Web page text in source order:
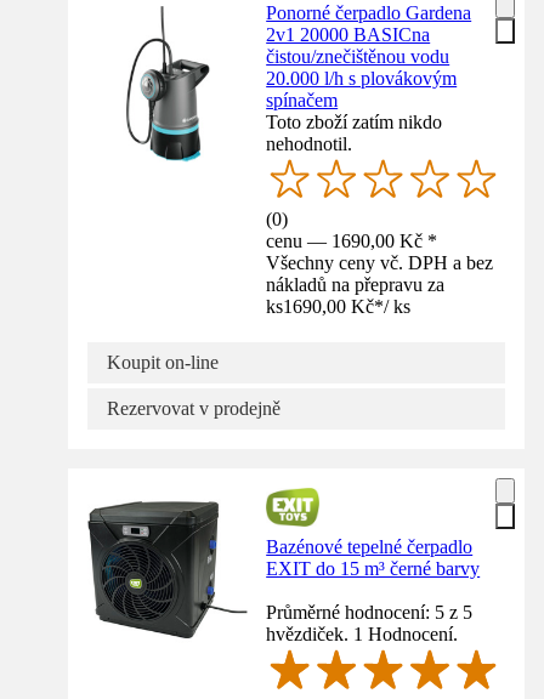
Ponorné čerpadlo Gardena
2v1 20000 BASICna
čistou/znečištěnou vodu
20.000 l/h s plovákovým
spínačem
Toto zboží zatím nikdo
nehodnotil.
(0)
cenu — 1690,00 Kč *
Všechny ceny vč. DPH a bez
nákladů na přepravu za
ks1690,00 Kč*/ ks
Koupit on-line
Rezervovat v prodejně
Bazénové tepelné čerpadlo
EXIT do 15 m³ černé barvy
Průměrné hodnocení: 5 z 5
hvězdiček. 1 Hodnocení.